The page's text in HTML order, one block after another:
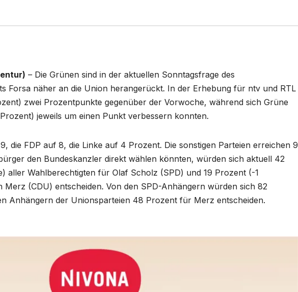
– Die Grünen sind in der aktuellen Sonntagsfrage des
Forsa näher an die Union herangerückt. In der Erhebung für ntv und RTL
zwei Prozentpunkte gegenüber der Vorwoche, während sich Grüne
jeweils um einen Punkt verbessern konnten.
die FDP auf 8, die Linke auf 4 Prozent. Die sonstigen Parteien erreichen 9
den Bundeskanzler direkt wählen könnten, würden sich aktuell 42
aller Wahlberechtigten für Olaf Scholz (SPD) und 19 Prozent (-1
(CDU) entscheiden. Von den SPD-Anhängern würden sich 82
Anhängern der Unionsparteien 48 Prozent für Merz entscheiden.